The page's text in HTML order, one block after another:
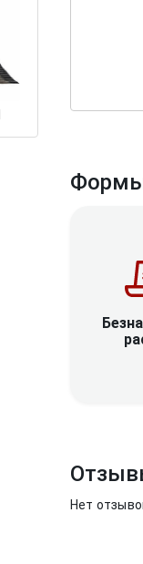
Нет